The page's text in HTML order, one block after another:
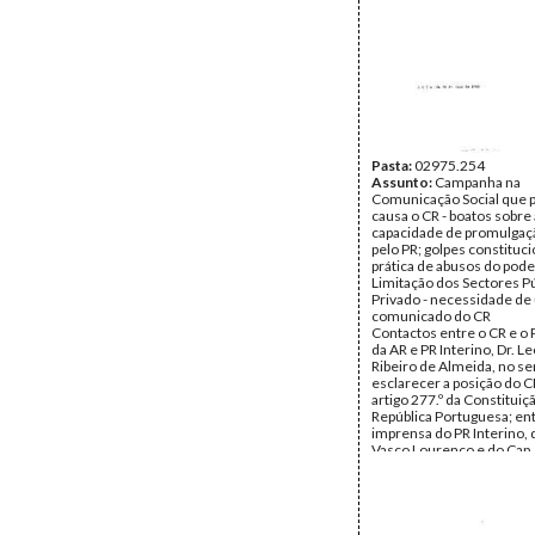
Pasta:02975.254
Assunto: Campanha na
Comunicação Social que
causa o CR - boatos sobre
capacidade de
pelo PR; golpes
prática de abusos do
Limitação dos Sectores
Privado - necessidade de
comunicado do CR
Contactos entre o CR e
da AR e PR Interino, Dr.
Ribeiro de Almeida, no
esclarecer a posição do
artigo 277.º da
República Portuguesa;
imprensa do PR Interino,
Vasco Lourenço e do